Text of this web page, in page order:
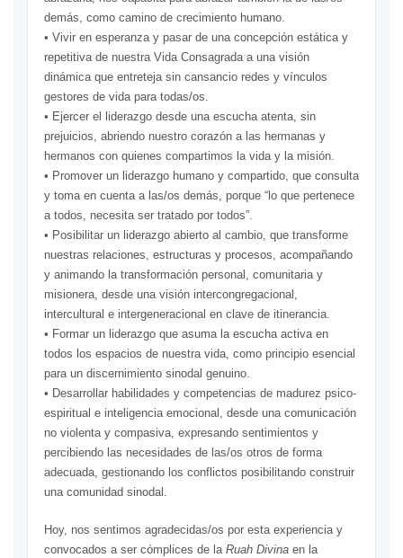
demás, como camino de crecimiento humano.
• Vivir en esperanza y pasar de una concepción estática y
repetitiva de nuestra Vida Consagrada a una visión
dinámica que entreteja sin cansancio redes y vínculos
gestores de vida para todas/os.
• Ejercer el liderazgo desde una escucha atenta, sin
prejuicios, abriendo nuestro corazón a las hermanas y
hermanos con quienes compartimos la vida y la misión.
• Promover un liderazgo humano y compartido, que consulta
y toma en cuenta a las/os demás, porque “lo que pertenece
a todos, necesita ser tratado por todos”.
• Posibilitar un liderazgo abierto al cambio, que transforme
nuestras relaciones, estructuras y procesos, acompañando
y animando la transformación personal, comunitaria y
misionera, desde una visión intercongregacional,
intercultural e intergeneracional en clave de itinerancia.
• Formar un liderazgo que asuma la escucha activa en
todos los espacios de nuestra vida, como principio esencial
para un discernimiento sinodal genuino.
• Desarrollar habilidades y competencias de madurez psico-
espiritual e inteligencia emocional, desde una comunicación
no violenta y compasiva, expresando sentimientos y
percibiendo las necesidades de las/os otros de forma
adecuada, gestionando los conflictos posibilitando construir
una comunidad sinodal.
Hoy, nos sentimos agradecidas/os por esta experiencia y
convocados a ser cómplices de la Ruah Divinaen la